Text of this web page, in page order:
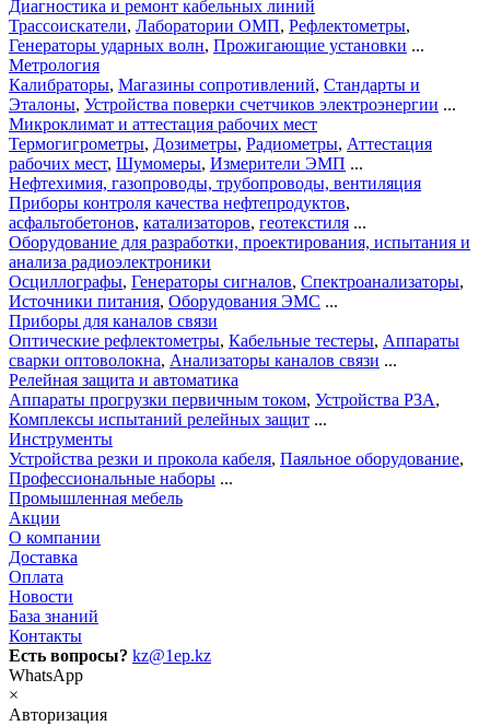
Диагностика и ремонт кабельных линий
Трассоискатели, Лаборатории ОМП, Рефлектометры,
Генераторы ударных волн, Прожигающие установки ...
Метрология
Калибраторы, Магазины сопротивлений, Стандарты и
Эталоны, Устройства поверки счетчиков электроэнергии ...
Микроклимат и аттестация рабочих мест
Термогигрометры, Дозиметры, Радиометры, Аттестация
рабочих мест, Шумомеры, Измерители ЭМП ...
Нефтехимия, газопроводы, трубопроводы, вентиляция
Приборы контроля качества нефтепродуктов,
асфальтобетонов, катализаторов, геотекстиля ...
Оборудование для разработки, проектирования, испытания и
анализа радиоэлектроники
Осциллографы, Генераторы сигналов, Спектроанализаторы,
Источники питания, Оборудования ЭМС ...
Приборы для каналов связи
Оптические рефлектометры, Кабельные тестеры, Аппараты
сварки оптоволокна, Анализаторы каналов связи ...
Релейная защита и автоматика
Аппараты прогрузки первичным током, Устройства РЗА,
Комплексы испытаний релейных защит ...
Инструменты
Устройства резки и прокола кабеля, Паяльное оборудование,
Профессиональные наборы ...
Промышленная мебель
Акции
О компании
Доставка
Оплата
Новости
База знаний
Контакты
Есть вопросы? kz@1ep.kz
WhatsApp
×
Авторизация